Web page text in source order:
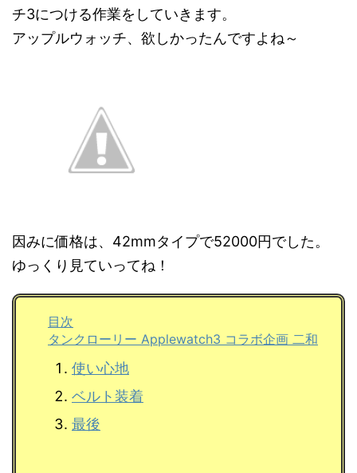
チ3につける作業をしていきます。
アップルウォッチ、欲しかったんですよね～
因みに価格は、42mmタイプで52000円でした。
ゆっくり見ていってね！
目次
タンクローリー Applewatch3 コラボ企画 二和
使い心地
ベルト装着
最後